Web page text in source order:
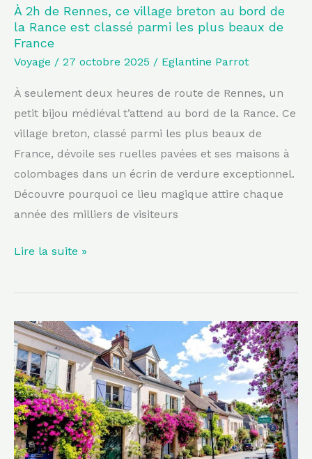
À 2h de Rennes, ce village breton au bord de
la Rance est classé parmi les plus beaux de
France
Voyage / 27 octobre 2025 / Eglantine Parrot
À seulement deux heures de route de Rennes, un
petit bijou médiéval t’attend au bord de la Rance. Ce
village breton, classé parmi les plus beaux de
France, dévoile ses ruelles pavées et ses maisons à
colombages dans un écrin de verdure exceptionnel.
Découvre pourquoi ce lieu magique attire chaque
année des milliers de visiteurs
la
Rance
est
classé
parmi
les
plus
beaux
de
France
Lire la suite »
À
moins
de
2h
de
Nantes,
ce